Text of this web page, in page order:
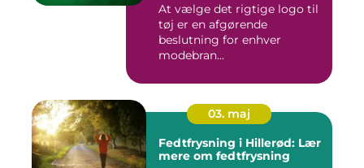
At vælge det rigtige logo til
tøj er en afgørende
beslutning for enhver
modebran...
03. maj
Fedtfrysning i Hillerød: Lær
mere om fedtfrysning